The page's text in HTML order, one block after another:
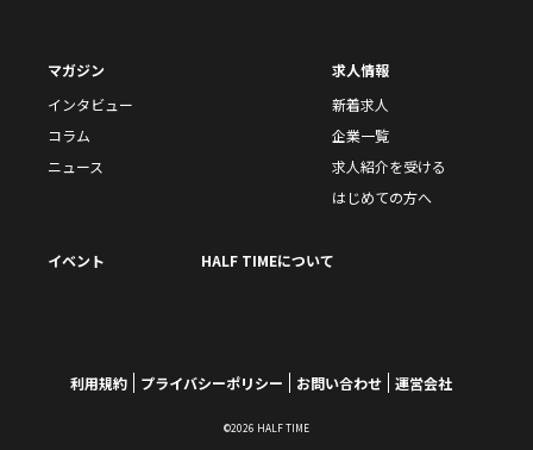
マガジン
インタビュー
コラム
ニュース
求人情報
新着求人
企業一覧
求人紹介を受ける
はじめての方へ
イベント HALF TIMEについて
利用規約 プライバシーポリシー お問い合わせ 運営会社
©2026 HALF TIME